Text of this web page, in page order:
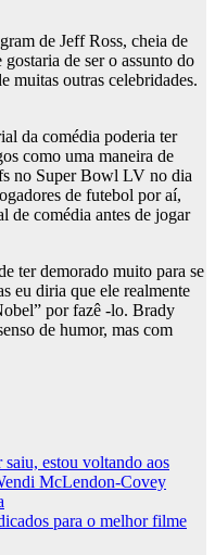
de Jeff Ross, cheia de
de ser o assunto do
muitas outras celebridades.
da comédia poderia ter
como uma maneira de
no Super Bowl LV no dia
de futebol por aí,
de comédia antes de jogar
ter demorado muito para se
eu diria que ele realmente
por fazê -lo. Brady
de humor, mas com
estou voltando aos
McLendon-Covey
para o melhor filme